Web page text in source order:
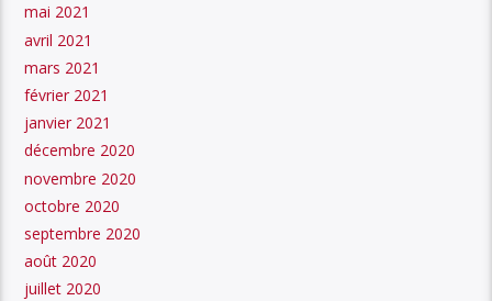
mai 2021
avril 2021
mars 2021
février 2021
janvier 2021
décembre 2020
novembre 2020
octobre 2020
septembre 2020
août 2020
juillet 2020